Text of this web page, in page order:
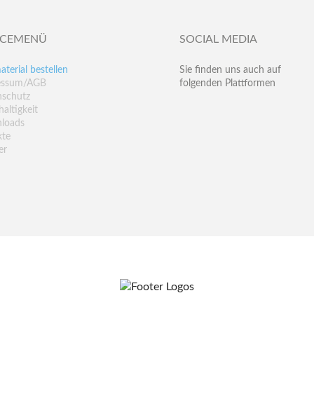
bestellen
AGB
SOCIAL MEDIA
Sie finden uns auch auf
folgenden Plattformen